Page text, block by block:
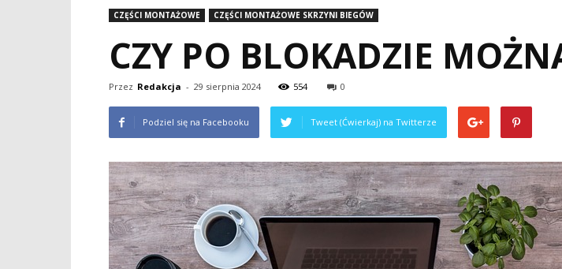
CZĘŚCI MONTAŻOWE CZĘŚCI MONTAŻOWE SKRZYNI BIEGÓW
CZY PO BLOKADZIE
Przez Redakcja - 29 sierpnia 2024 554 0
Podziel się na Facebooku Tweet (Ćwierkaj) na Twitterze